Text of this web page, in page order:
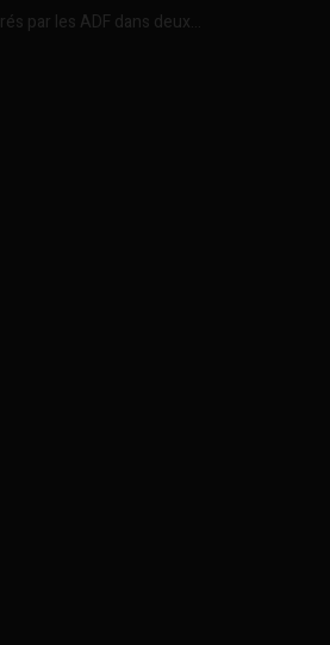
par les ADF dans deux...